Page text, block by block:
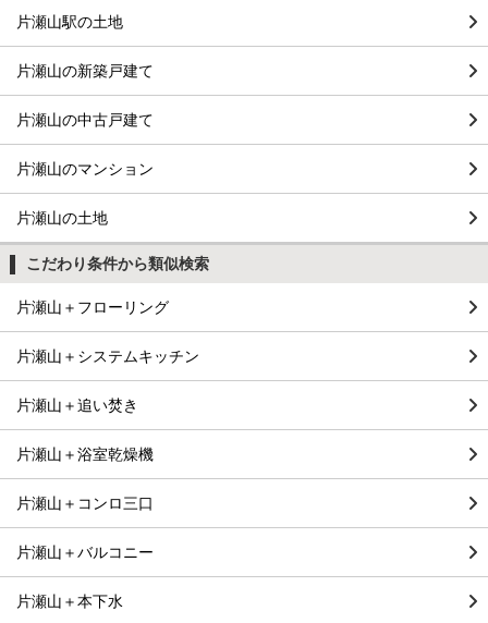
片瀬山駅の土地
片瀬山の新築戸建て
片瀬山の中古戸建て
片瀬山のマンション
片瀬山の土地
こだわり条件から類似検索
片瀬山＋フローリング
片瀬山＋システムキッチン
片瀬山＋追い焚き
片瀬山＋浴室乾燥機
片瀬山＋コンロ三口
片瀬山＋バルコニー
片瀬山＋本下水